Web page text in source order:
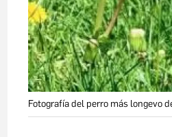
Fotografía del perro más longevo